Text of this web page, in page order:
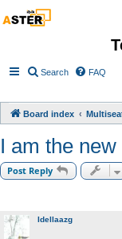
Search FAQ
Board index
I am the new
Post Reply
Idellaazg